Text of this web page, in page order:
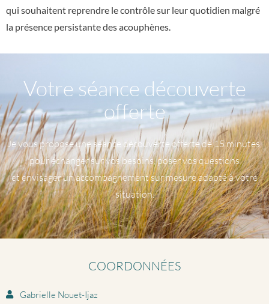
qui souhaitent reprendre le contrôle sur leur quotidien malgré
la présence persistante des acouphènes.
Votre séance découverte
offerte
Je vous propose une séance découverte offerte de 15 minutes,
pour échanger sur vos besoins, poser vos questions
et envisager un accompagnement sur mesure adapté à votre
situation.
COORDONNÉES
Gabrielle Nouet-Ijaz